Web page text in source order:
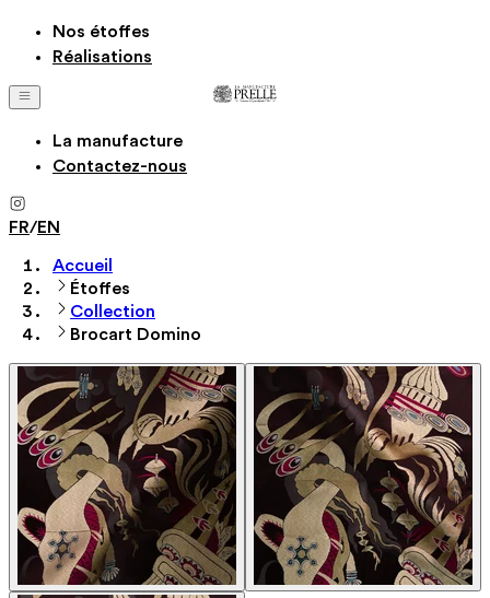
Nos étoffes
Réalisations
La manufacture
Contactez-nous
FR/EN
Accueil
Étoffes
Collection
Brocart Domino